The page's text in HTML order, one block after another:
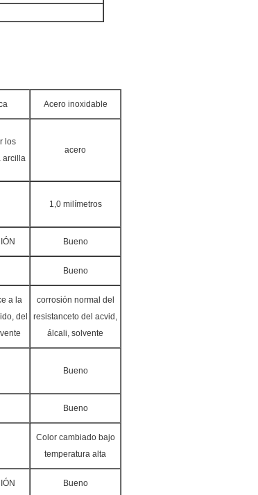
Acero inoxidable
los
arcilla
acero
1,0 milímetros
Bueno
Bueno
a la
del
corrosión normal del
resistanceto del acvid,
álcali, solvente
Bueno
Bueno
Color cambiado bajo
temperatura alta
Bueno